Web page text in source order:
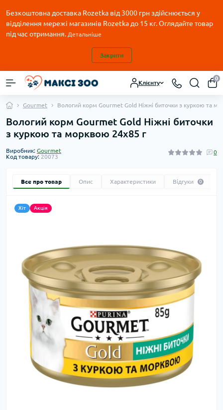
Безкоштовна доставка Rozetka від 3000 грн здійснюється у
відділення мережі магазинів Rozetka до 15 кг. Оглядайте товар
під час отримання. Детальніше
Закрити
Клієнту
0
Gourmet Вологий корм Gourmet Gold Ніжні биточки з куркою та
Вологий корм Gourmet Gold Ніжні биточки
з куркою та морквою 24x85 г
Виробник: Gourmet
Код товару: 20073
0
Все про товар Опис Характеристики Відгуки 0
Хіт Акція